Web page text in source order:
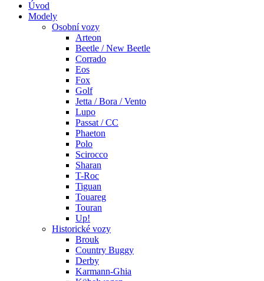
Úvod
Modely
Osobní vozy
Arteon
Beetle / New Beetle
Corrado
Eos
Fox
Golf
Jetta / Bora / Vento
Lupo
Passat / CC
Phaeton
Polo
Scirocco
Sharan
T-Roc
Tiguan
Touareg
Touran
Up!
Historické vozy
Brouk
Country Buggy
Derby
Karmann-Ghia